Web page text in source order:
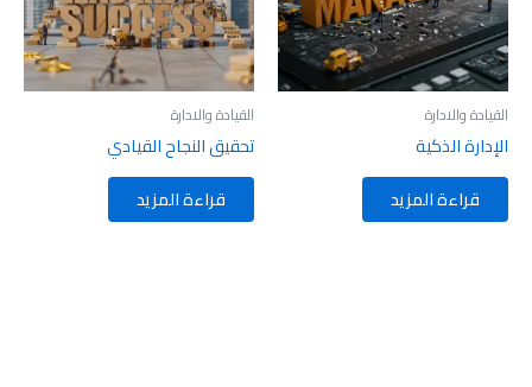
القيادة والادارة
الإدارة الذكية
قراءة المزيد
القيادة والادارة
تحقيق النجاح القيادي
قراءة المزيد